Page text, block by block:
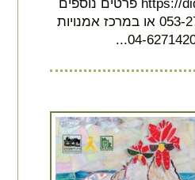
https://did.li/Ohel2bayit פרטים נוספים
בטלפון 053-2797220 או במרכז אמנויות